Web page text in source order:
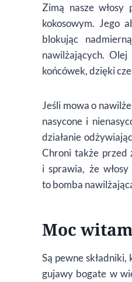
Zimą nasze
kokosowym. Jego
blokując
nawilżających.
końcówek, dzięki
Jeśli mowa o
nasycone i
działanie
Chroni także przed
i sprawia, że
to bomba
Moc
Są pewne
gujawy bogate w